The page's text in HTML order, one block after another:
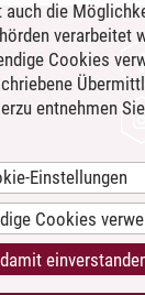
die
verarbeitet
Cookies
entnehmen
Einstellungen
Cookies